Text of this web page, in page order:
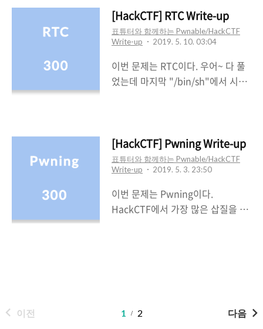
드를 보도록 하자!! main 함수의 경
우 5초의 alarm 함수가 진행되었으
며build 함수를 호출하고 있는 것을
ㅎ) 해당 문제는 NX가 걸려있고
Partial RELRO이다.따라서 Stack,
Heap, .data영역에 실행권한이 없
으며Got Overwrite가 가능하다!!
문제를 실행시켜보니 사용자로부터
입력을 받고 있다.내가 입력한 값이
us"라는 출력문을 보여주었다.( 문
제 이름도 그렇고 Show me the
money인가??.. ) 해당 문제를 IDA
력을 받고 문자열을 atoi를 이용해
서 숫자로 바꾸어주..
[HackCTF] RTC Write-up
표튜터와 함께하는 Pwnable/HackCTF
Write-up
2019. 5. 10. 03:04
이번 문제는 RTC이다. 우어~ 다 풀
었는데 마지막 "/bin/sh"에서 시간
기법을알고 있어서 생각보다는 오래
걸리지 않았다. RTC가 딱 봐도
Return To Csu라고 판단해서 저걸
쓰면 되겠구나라는 생각이 들었기
때문이다.ㅎㅎ 바이너리는 NX가 걸
려있고 Partial RELRO이므로 이전
를 이용해서 각각 코드와 어셈블리
[HackCTF] Pwning Write-up
표튜터와 함께하는 Pwnable/HackCTF
Write-up
2019. 5. 3. 23:50
이번 문제는 Pwning이다.
HackCTF에서 가장 많은 삽질을 한
트 길이를 물어보았다.나는 11을 입
이전 1 2 다음